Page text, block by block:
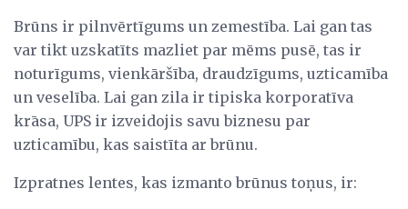
Brūns ir pilnvērtīgums un zemestība. Lai gan tas
var tikt uzskatīts mazliet par mēms pusē, tas ir
noturīgums, vienkāršība, draudzīgums, uzticamība
un veselība. Lai gan zila ir tipiska korporatīva
krāsa, UPS ir izveidojis savu biznesu par
uzticamību, kas saistīta ar brūnu.
Izpratnes lentes, kas izmanto brūnus toņus, ir: